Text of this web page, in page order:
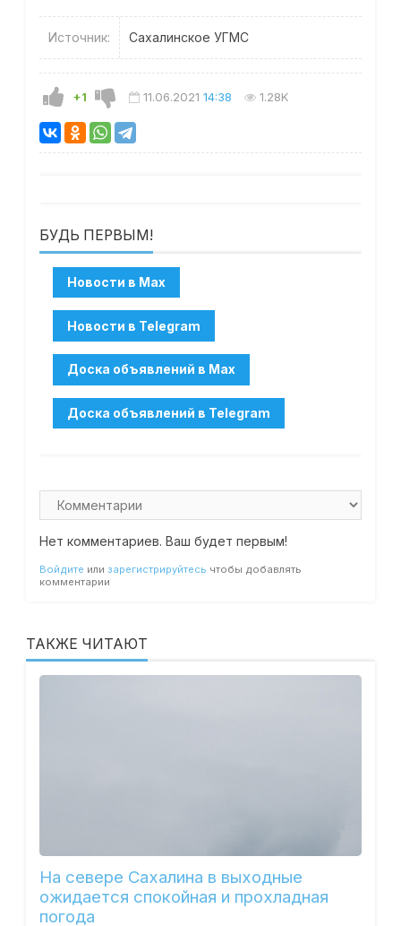
Источник: Сахалинское УГМС
+1 11.06.2021 14:38 1.28K
БУДЬ ПЕРВЫМ!
Нет комментариев. Ваш будет первым!
Войдите или зарегистрируйтесь чтобы добавлять
комментарии
ТАКЖЕ ЧИТАЮТ
На севере Сахалина в выходные
ожидается спокойная и прохладная
погода